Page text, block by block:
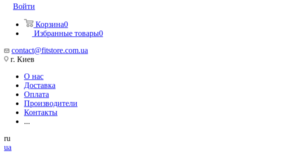
Войти
Корзина0
Избранные товары0
contact@fitstore.com.ua
г. Киев
О нас
Доставка
Оплата
Производители
Контакты
...
ru
ua